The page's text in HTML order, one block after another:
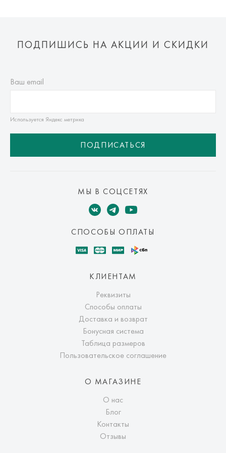
ПОДПИШИСЬ НА АКЦИИ И СКИДКИ
Ваш email
Используется Яндекс метрика
ПОДПИСАТЬСЯ
МЫ В СОЦСЕТЯХ
СПОСОБЫ ОПЛАТЫ
КЛИЕНТАМ
Реквизиты
Способы оплаты
Доставка и возврат
Бонусная система
Таблица размеров
Пользовательское соглашение
О МАГАЗИНЕ
О нас
Блог
Контакты
Отзывы